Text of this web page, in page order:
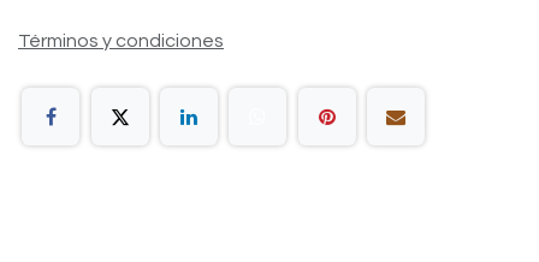
Términos y condiciones